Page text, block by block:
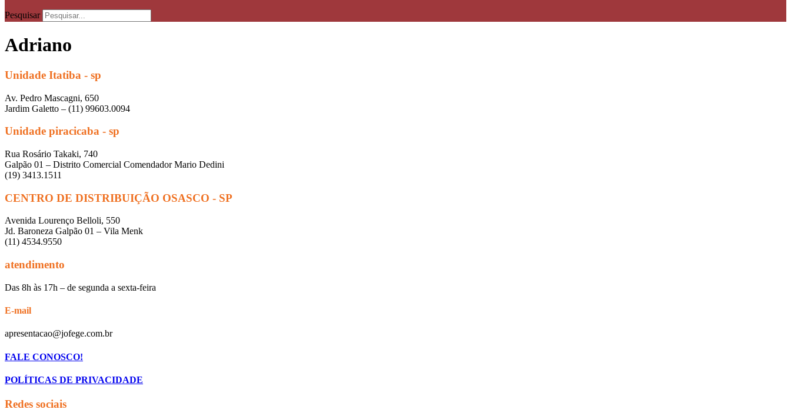
Pesquisar
Adriano
Unidade Itatiba - sp
Av. Pedro Mascagni, 650
Jardim Galetto – (11) 99603.0094
Unidade piracicaba - sp
Rua Rosário Takaki, 740
Galpão 01 – Distrito Comercial Comendador Mario Dedini
(19) 3413.1511
CENTRO DE DISTRIBUIÇÃO OSASCO - SP
Avenida Lourenço Belloli, 550
Jd. Baroneza Galpão 01 – Vila Menk
(11) 4534.9550
atendimento
Das 8h às 17h – de segunda a sexta-feira
E-mail
apresentacao@jofege.com.br
FALE CONOSCO!
POLÍTICAS DE PRIVACIDADE
Redes sociais